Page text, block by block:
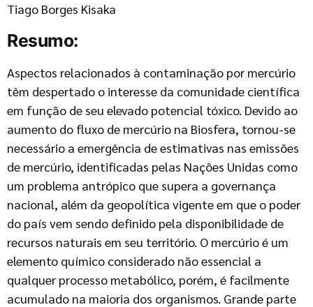
Tiago Borges Kisaka
Resumo:
Aspectos relacionados à contaminação por mercúrio
têm despertado o interesse da comunidade científica
em função de seu elevado potencial tóxico. Devido ao
aumento do fluxo de mercúrio na Biosfera, tornou-se
necessário a emergência de estimativas nas emissões
de mercúrio, identificadas pelas Nações Unidas como
um problema antrópico que supera a governança
nacional, além da geopolítica vigente em que o poder
do país vem sendo definido pela disponibilidade de
recursos naturais em seu território. O mercúrio é um
elemento químico considerado não essencial a
qualquer processo metabólico, porém, é facilmente
acumulado na maioria dos organismos. Grande parte